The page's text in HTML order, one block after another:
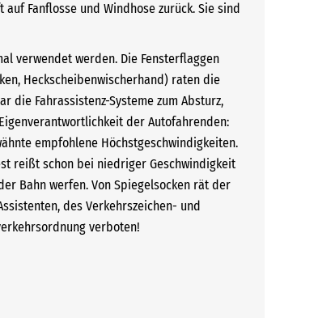
Fanflosse und Windhose zurück. Sie sind
verwendet werden. Die Fensterflaggen
Heckscheibenwischerhand) raten die
die Fahrassistenz-Systeme zum Absturz,
der Autofahrenden:
empfohlene Höchstgeschwindigkeiten.
reißt schon bei niedriger Geschwindigkeit
Bahn werfen. Von Spiegelsocken rät der
des Verkehrszeichen- und
verboten!